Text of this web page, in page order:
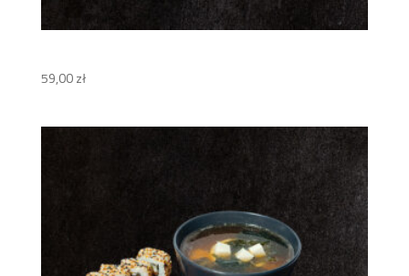
59,00zł